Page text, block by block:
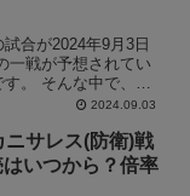
合が2024年9月3日
一戦が予想されてい
。 そんな中で、井
2024.09.03
サレス(防衛)戦
いつから？倍率